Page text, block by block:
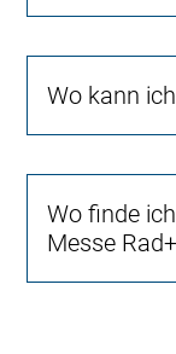
Wo kann
Wo finde
Messe